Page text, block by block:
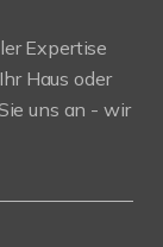
Expertise
Haus oder
uns an - wir